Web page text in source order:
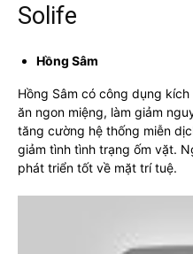
Solife
Hồng Sâm
Hồng Sâm có công dụng
ăn ngon miệng, làm giảm
tăng cường hệ thống miễn
giảm tình tình trạng ốm vặt.
phát triển tốt về mặt trí tuệ.